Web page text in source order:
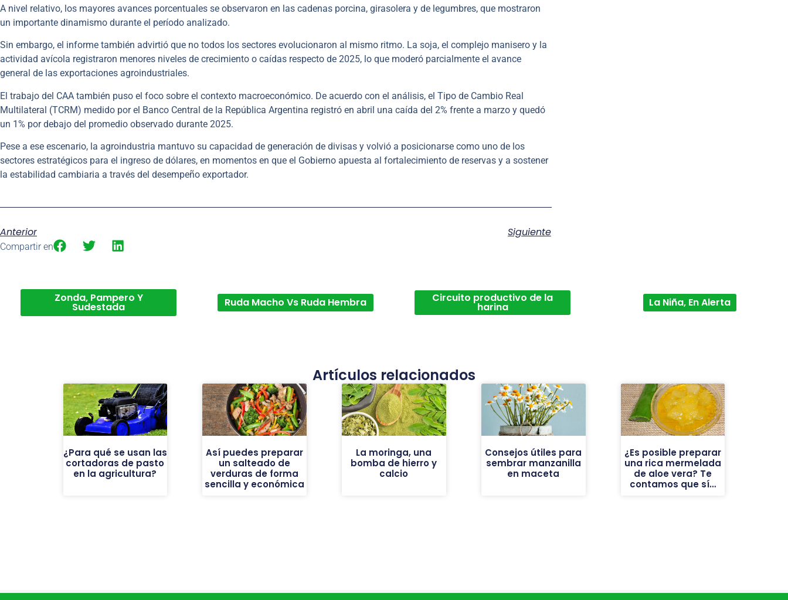
A nivel relativo, los mayores avances porcentuales se observaron en las cadenas porcina, girasolera y de legumbres, que mostraron
un importante dinamismo durante el período analizado.
Sin embargo, el informe también advirtió que no todos los sectores evolucionaron al mismo ritmo. La soja, el complejo manisero y la
actividad avícola registraron menores niveles de crecimiento o caídas respecto de 2025, lo que moderó parcialmente el avance
general de las exportaciones agroindustriales.
El trabajo del CAA también puso el foco sobre el contexto macroeconómico. De acuerdo con el análisis, el Tipo de Cambio Real
Multilateral (TCRM) medido por el Banco Central de la República Argentina registró en abril una caída del 2% frente a marzo y quedó
un 1% por debajo del promedio observado durante 2025.
Pese a ese escenario, la agroindustria mantuvo su capacidad de generación de divisas y volvió a posicionarse como uno de los
sectores estratégicos para el ingreso de dólares, en momentos en que el Gobierno apuesta al fortalecimiento de reservas y a sostener
la estabilidad cambiaria a través del desempeño exportador.
Anterior Siguiente
Compartir en
Zonda, Pampero Y
Sudestada Ruda Macho Vs Ruda Hembra Circuito productivo de la
harina La Niña, En Alerta
Artículos relacionados
¿Para qué se usan las
cortadoras de pasto
en la agricultura?
Así puedes preparar
un salteado de
verduras de forma
sencilla y económica
La moringa, una
bomba de hierro y
calcio
Consejos útiles para
sembrar manzanilla
en maceta
¿Es posible preparar
una rica mermelada
de aloe vera? Te
contamos que sí…